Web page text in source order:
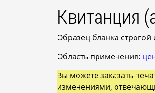
Квитанция
Образец бланка
Область применения:
Вы можете заказать
изменениями,